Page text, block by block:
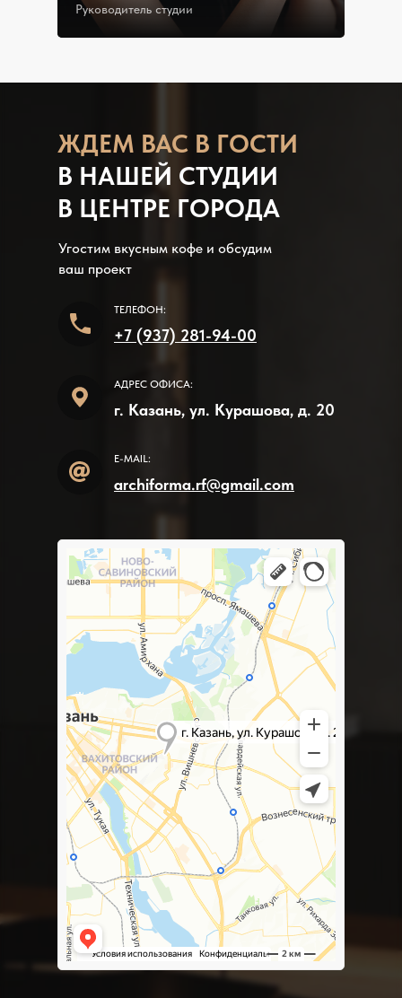
Руководитель студии
АДРЕС ОФИСА:
г. Казань, ул. Курашова, д. 20
ТЕЛЕФОН:
+7 (937) 281-94-00
E-MAIL:
archiforma.rf@gmail.com
Угостим вкусным кофе и обсудим
ваш проект
ЖДЕМ В АС В ГОСТИ
В НАШЕЙ СТУДИИ
В ЦЕНТРЕ ГОРОДА